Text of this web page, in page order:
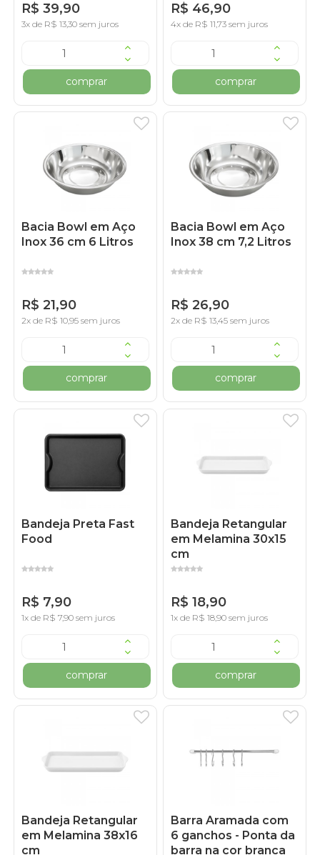
R$ 39,90
3x de R$ 13,30 sem juros
comprar
R$ 46,90
4x de R$ 11,73 sem juros
comprar
Bacia Bowl em Aço
Inox 36 cm 6 Litros
R$ 21,90
2x de R$ 10,95 sem juros
comprar
Bacia Bowl em Aço
Inox 38 cm 7,2 Litros
R$ 26,90
2x de R$ 13,45 sem juros
comprar
Bandeja Preta Fast
Food
R$ 7,90
1x de R$ 7,90 sem juros
comprar
Bandeja Retangular
em Melamina 30x15
cm
R$ 18,90
1x de R$ 18,90 sem juros
comprar
Bandeja Retangular
em Melamina 38x16
cm
Barra Aramada com
6 ganchos - Ponta da
barra na cor branca